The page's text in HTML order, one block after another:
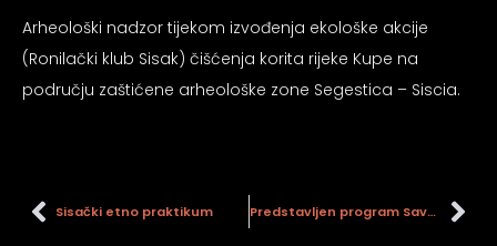
Arheološki nadzor tijekom izvođenja ekološke akcije
(Ronilački klub Sisak) čišćenja korita rijeke Kupe na
području zaštićene arheološke zone Segestica – Siscia.
Sisački etno praktikum Predstavljen program Savskog sajma i Lipanjskih susreta
vida